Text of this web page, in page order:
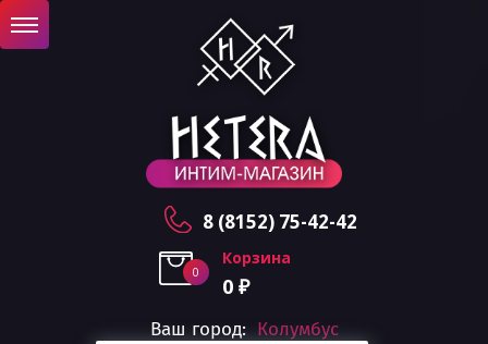
8 (8152) 75-42-42
Ваш город: Колумбус
0
Корзина
0 ₽